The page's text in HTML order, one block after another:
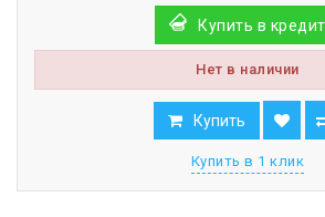
Купить в кредит
Нет в наличии
Купить
Купить в 1 клик